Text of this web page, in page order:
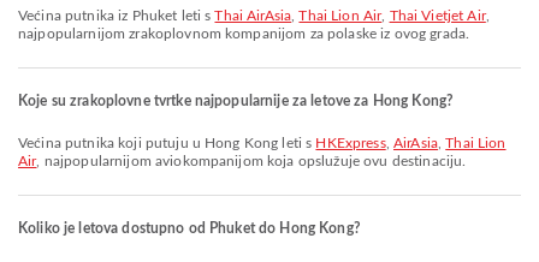
Većina putnika iz Phuket leti sThai AirAsia ,Thai Lion Air, Thai Vietjet Air,
najpopularnijom zrakoplovnom kompanijom za polaske iz ovog grada.
Koje su zrakoplovne tvrtke najpopularnije za letove za Hong Kong?
Većina putnika koji putuju u Hong Kong leti s HKExpress, AirAsia,Thai Lion
Air, najpopularnijom aviokompanijom koja opslužuje ovu destinaciju.
Koliko je letova dostupno od Phuket do Hong Kong?